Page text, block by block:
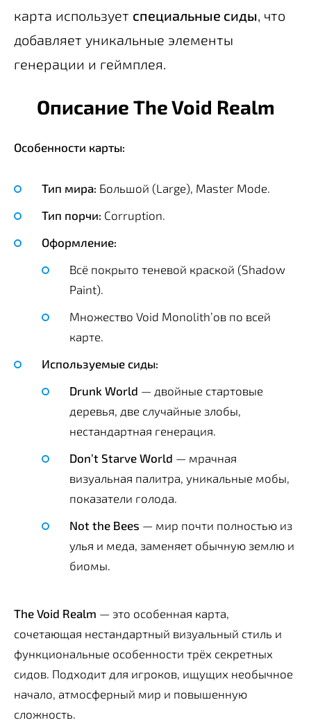
карта использует специальные сиды , что
добавляет уникальные элементы
генерации и геймплея.
Описание The Void Realm
Особенности карты:
Тип мира: Большой (Large), Master Mode.
Тип порчи: Corruption.
Оформление:
Всё покрыто теневой краской (Shadow
Paint).
Множество Void Monolith’ов по всей
карте.
Используемые сиды:
Drunk World — двойные стартовые
деревья, две случайные злобы,
нестандартная генерация.
Don’t Starve World — мрачная
визуальная палитра, уникальные мобы,
показатели голода.
Not the Bees — мир почти полностью из
улья и меда, заменяет обычную землю и
биомы.
The Void Realm — это особенная карта,
сочетающая нестандартный визуальный стиль и
функциональные особенности трёх секретных
сидов. Подходит для игроков, ищущих необычное
начало, атмосферный мир и повышенную
сложность.